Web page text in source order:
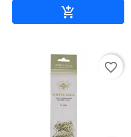

favorite_border